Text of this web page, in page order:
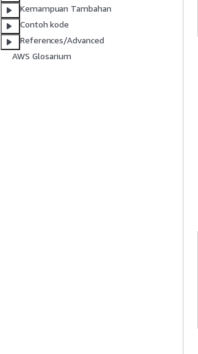
Kemampuan Tambahan
Contoh kode
References/Advanced
AWS Glosarium